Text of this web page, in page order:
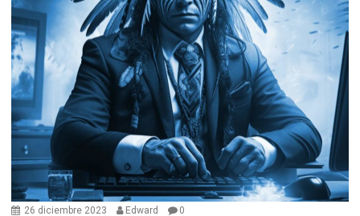
26 diciembre 2023 Edward 0